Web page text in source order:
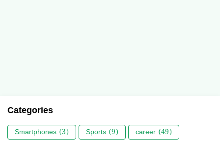
Categories
Smartphones (3) Sports (9) career (49)